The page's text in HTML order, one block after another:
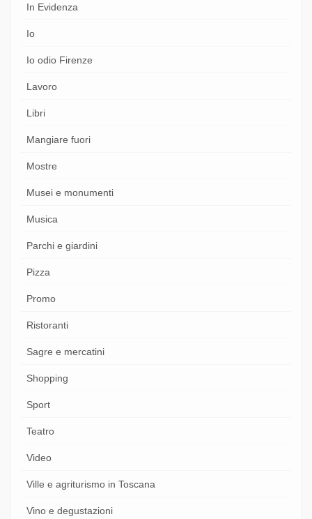
In Evidenza
Io
Io odio Firenze
Lavoro
Libri
Mangiare fuori
Mostre
Musei e monumenti
Musica
Parchi e giardini
Pizza
Promo
Ristoranti
Sagre e mercatini
Shopping
Sport
Teatro
Video
Ville e agriturismo in Toscana
Vino e degustazioni